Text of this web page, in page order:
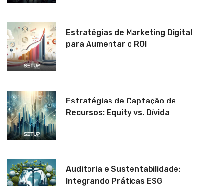
Estratégias de Marketing Digital
para Aumentar o ROI
Estratégias de Captação de
Recursos: Equity vs. Dívida
Auditoria e Sustentabilidade:
Integrando Práticas ESG